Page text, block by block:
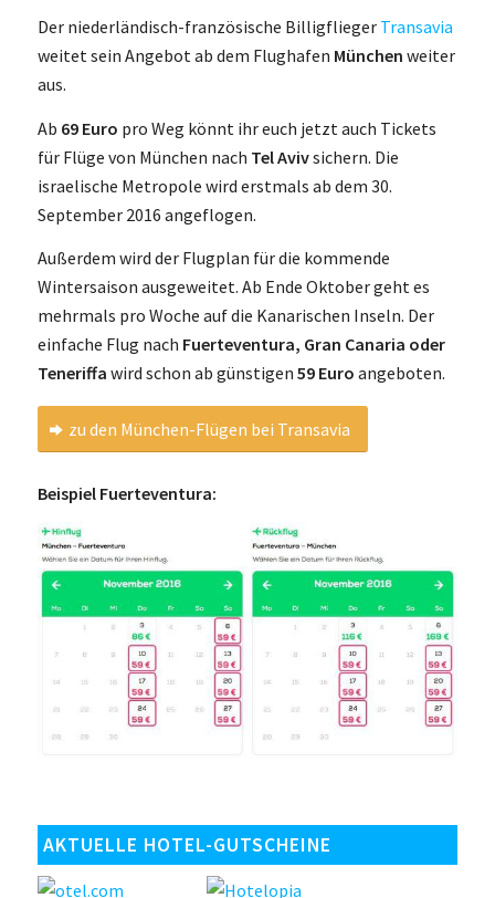
Der niederländisch-französische Billigflieger Transavia
weitet sein Angebot ab dem Flughafen München weiter
aus.
Ab 69 Euro pro Weg könnt ihr euch jetzt auch Tickets
für Flüge von München nach Tel Avivsichern. Die
israelische Metropole wird erstmals ab dem 30.
September 2016 angeflogen.
Außerdem wird der Flugplan für die kommende
Wintersaison ausgeweitet. Ab Ende Oktober geht es
mehrmals pro Woche auf die Kanarischen Inseln. Der
einfache Flug nach Fuerteventura, Gran Canaria oder
Teneriffa wird schon ab günstigen 59 Euro angeboten.
zu den München-Flügen bei Transavia
Beispiel Fuerteventura:
AKTUELLE HOTEL-GUTSCHEINE